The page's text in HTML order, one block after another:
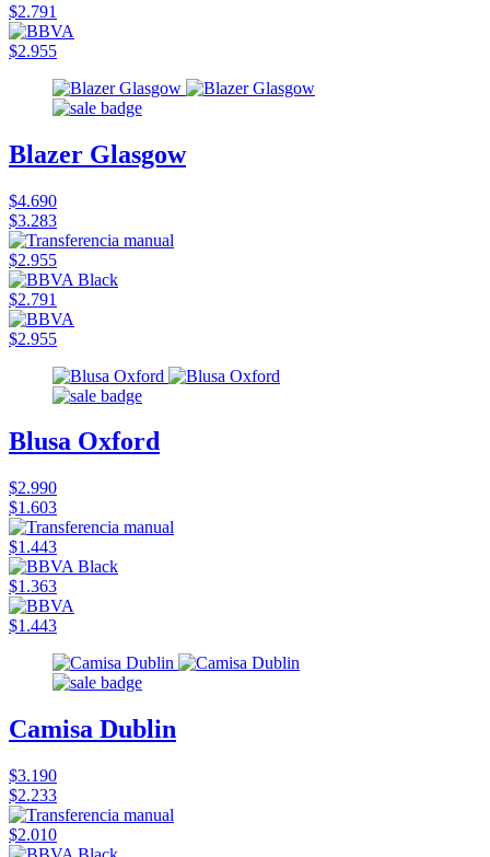
$2.791
$2.955
Blazer Glasgow
$4.690
$3.283
$2.955
$2.791
$2.955
Blusa Oxford
$2.990
$1.603
$1.443
$1.363
$1.443
Camisa Dublin
$3.190
$2.233
$2.010